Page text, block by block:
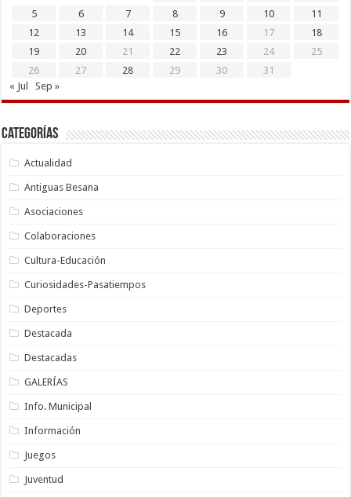
5
6 7 8 9 10
11
12
13 14 15 16 17
18
19
20 21 22 23 24
25
26
27 28 29 30
31
« Jul
Sep »
Categorías
Actualidad
Antiguas Besana
Asociaciones
Colaboraciones
Cultura-Educación
Curiosidades-Pasatiempos
Deportes
Destacada
Destacadas
GALERÍAS
Info. Municipal
Información
Juegos
Juventud